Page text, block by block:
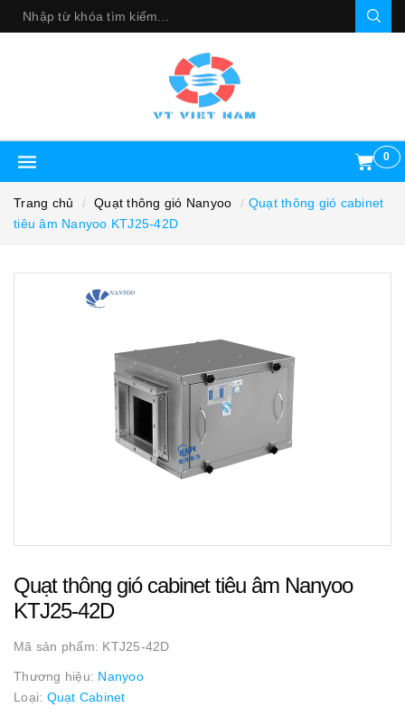
0
Trang chủ Quạt thông gió Nanyoo
Quạt thông gió cabinet
tiêu âm Nanyoo KTJ25-42D
Quạt thông gió cabinet tiêu âm Nanyoo
KTJ25-42D
Mã sản phẩm: KTJ25-42D
Thương hiệu: Nanyoo
Loại: Quạt Cabinet